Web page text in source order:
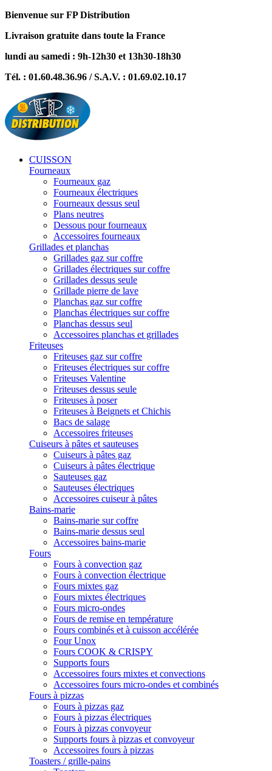
Bienvenue sur FP Distribution
Livraison gratuite dans toute la France
lundi au samedi : 9h-12h30 et 13h30-18h30
Tél. : 01.60.48.36.96 / S.A.V. : 01.69.02.10.17
CUISSON
Fourneaux
Fourneaux gaz
Fourneaux électriques
Fourneaux dessus seul
Plans neutres
Dessous pour fourneaux
Accessoires fourneaux
Grillades et planchas
Grillades gaz sur coffre
Grillades électriques sur coffre
Grillades dessus seule
Grillade pierre de lave
Planchas gaz sur coffre
Planchas électriques sur coffre
Planchas dessus seul
Accessoires planchas et grillades
Friteuses
Friteuses gaz sur coffre
Friteuses électriques sur coffre
Friteuses Valentine
Friteuses dessus seule
Friteuses à poser
Friteuses à Beignets et Chichis
Bacs de salage
Accessoires friteuses
Cuiseurs à pâtes et sauteuses
Cuiseurs à pâtes gaz
Cuiseurs à pâtes électrique
Sauteuses gaz
Sauteuses électriques
Accessoires cuiseur à pâtes
Bains-marie
Bains-marie sur coffre
Bains-marie dessus seul
Accessoires bains-marie
Fours
Fours à convection gaz
Fours à convection électrique
Fours mixtes gaz
Fours mixtes électriques
Fours micro-ondes
Fours de remise en température
Fours combinés et à cuisson accélérée
Four Unox
Fours COOK & CRISPY
Supports fours
Accessoires fours mixtes et convections
Accessoires fours micro-ondes et combinés
Fours à pizzas
Fours à pizzas gaz
Fours à pizzas électriques
Fours à pizzas convoyeur
Supports fours à pizzas et convoyeur
Accessoires fours à pizzas
Toasters / grille-pains